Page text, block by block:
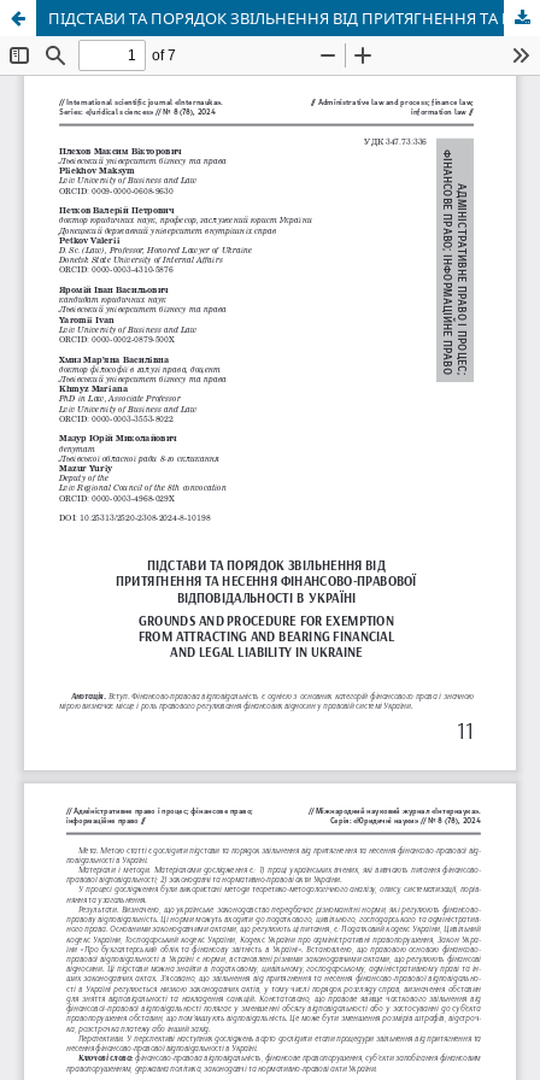
ПІДСТАВИ ТА ПОРЯДОК ЗВІЛЬНЕННЯ ВІД ПРИТЯГНЕННЯ ТА НЕСЕННЯ ФІНАНСОВО-ПРАВОВОЇ ВІДПОВІДАЛЬНОСТІ В УКРАЇНІ